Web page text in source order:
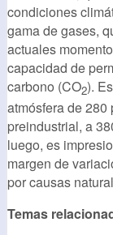
condiciones
gama de gases,
actuales
capacidad de
carbono (CO2).
atmósfera de 280
preindustrial, a
luego, es
margen de
por causas
Temas